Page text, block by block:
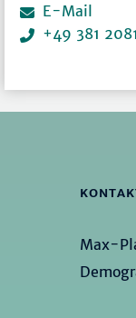
E-Mail
+49 381
Max-